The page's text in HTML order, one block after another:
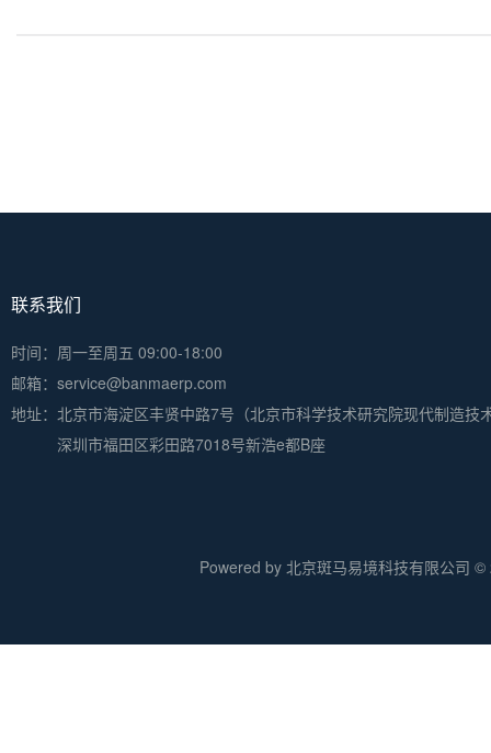
联系我们
时间：周一至周五 09:00-18:00
邮箱：service@banmaerp.com
地址： 北京市海淀区丰贤中路7号（北京市科学技术研究院现代制造技
深圳市福田区彩田路7018号新浩e都B座
Powered by 北京斑马易境科技有限公司